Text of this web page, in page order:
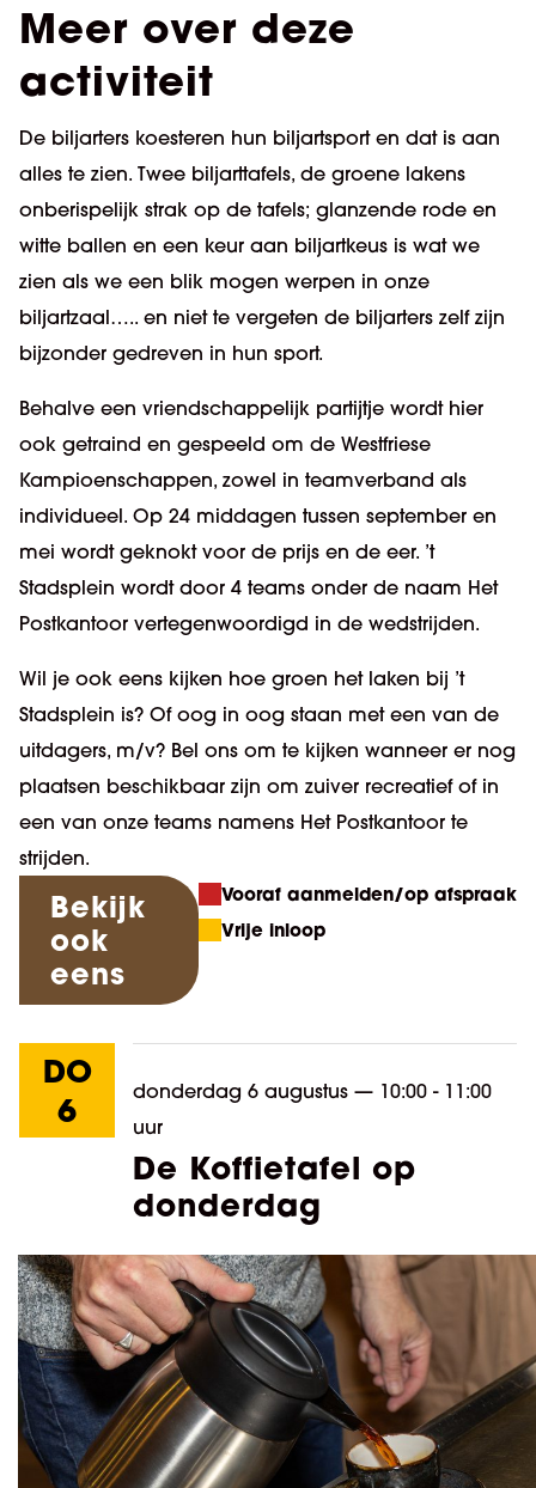
Meer over deze
activiteit
De biljarters koesteren hun biljartsport en dat is aan
alles te zien. Twee biljarttafels, de groene lakens
onberispelijk strak op de tafels; glanzende rode en
witte ballen en een keur aan biljartkeus is wat we
zien als we een blik mogen werpen in onze
biljartzaal….. en niet te vergeten de biljarters zelf zijn
bijzonder gedreven in hun sport.
Behalve een vriendschappelijk partijtje wordt hier
ook getraind en gespeeld om de Westfriese
Kampioenschappen, zowel in teamverband als
individueel. Op 24 middagen tussen september en
mei wordt geknokt voor de prijs en de eer. ’t
Stadsplein wordt door 4 teams onder de naam Het
Postkantoor vertegenwoordigd in de wedstrijden.
Wil je ook eens kijken hoe groen het laken bij ’t
Stadsplein is? Of oog in oog staan met een van de
uitdagers, m/v? Bel ons om te kijken wanneer er nog
plaatsen beschikbaar zijn om zuiver recreatief of in
een van onze teams namens Het Postkantoor te
strijden.
Bekijk
ook
eens
Vooraf aanmelden/op afspraak
Vrije inloop
DO
6
donderdag 6 augustus — 10:00 - 11:00
uur
De Koffietafel op
donderdag